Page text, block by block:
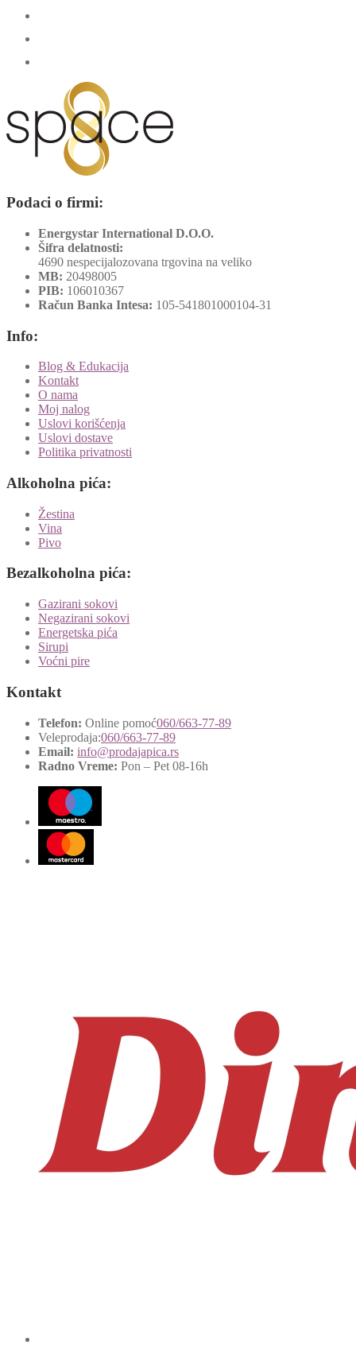
Podaci o firmi:
Energystar International D.O.O.
Šifra delatnosti:
4690 nespecijalozovana trgovina na veliko
MB: 20498005
PIB: 106010367
Račun Banka Intesa: 105-541801000104-31
Info:
Blog & Edukacija
Kontakt
O nama
Moj nalog
Uslovi korišćenja
Uslovi dostave
Politika privatnosti
Alkoholna pića:
Žestina
Vina
Pivo
Bezalkoholna pića:
Gazirani sokovi
Negazirani sokovi
Energetska pića
Sirupi
Voćni pire
Kontakt
Telefon: Online pomoć060/663-77-89
Veleprodaja:060/663-77-89
Email: info@prodajapica.rs
Radno Vreme: Pon – Pet 08-16h